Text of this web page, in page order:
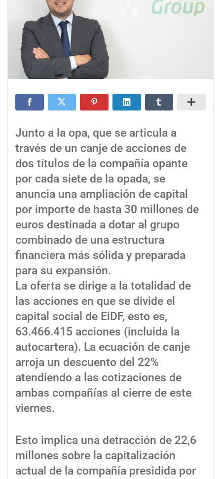
Junto a la opa, que se articula a
través de un canje de acciones de
dos títulos de la compañía opante
por cada siete de la opada, se
anuncia una ampliación de capital
por importe de hasta 30 millones de
euros destinada a dotar al grupo
combinado de una estructura
financiera más sólida y preparada
para su expansión.
La oferta se dirige a la totalidad de
las acciones en que se divide el
capital social de EiDF, esto es,
63.466.415 acciones (incluida la
autocartera). La ecuación de canje
arroja un descuento del 22%
atendiendo a las cotizaciones de
ambas compañías al cierre de este
viernes.
Esto implica una detracción de 22,6
millones sobre la capitalización
actual de la compañía presidida por